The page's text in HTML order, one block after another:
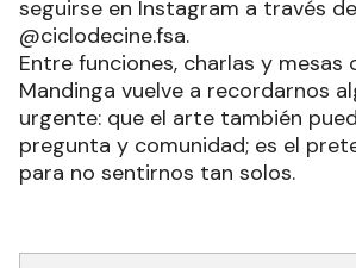
seguirse en Instagram a través de
@ciclodecine.fsa.
Entre funciones, charlas y mesas
Mandinga vuelve a recordarnos
urgente: que el arte también
pregunta y comunidad; es el
para no sentirnos tan solos.